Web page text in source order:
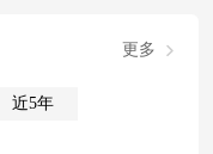
更多
近5年